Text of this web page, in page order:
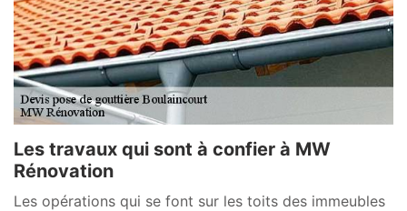
Les travaux qui sont à confier à MW
Rénovation
Les opérations qui se font sur les toits des immeubles